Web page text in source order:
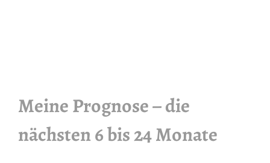
Meine Prognose – die
nächsten 6 bis 24 Monate